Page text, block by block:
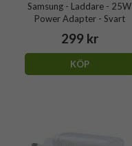
Samsung - Laddare - 25W
Power Adapter - Svart
299 kr
KÖP